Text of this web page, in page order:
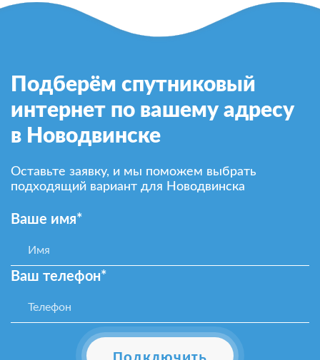
Подберём спутниковый
интернет по вашему адресу
в Новодвинске
Оставьте заявку, и мы поможем выбрать
подходящий вариант для Новодвинска
Ваше имя*
Ваш телефон*